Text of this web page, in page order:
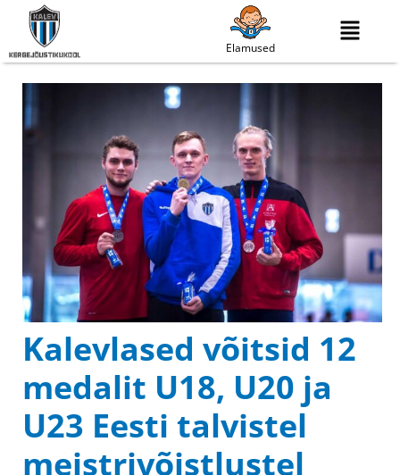
Elamused
Kalevlased võitsid 12
medalit U18, U20 ja
U23 Eesti talvistel
meistrivõistlustel